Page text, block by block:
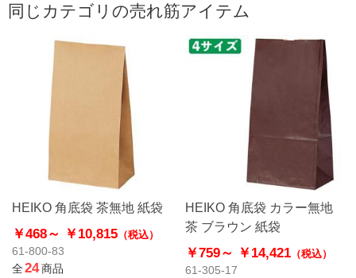
同じカテゴリの売れ筋アイテム
HEIKO 角底袋 茶無地 紙袋
￥468～ ￥10,815 （税込）
61-800-83
全24商品
HEIKO 角底袋 カラー無地
茶 ブラウン 紙袋
￥759～ ￥14,421（税込）
61-305-17